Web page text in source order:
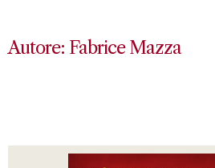
Autore: Fabrice Mazza